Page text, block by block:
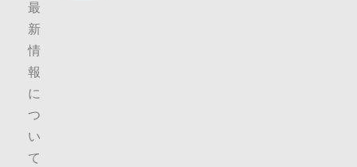
最
新
情
報
に
つ
い
て